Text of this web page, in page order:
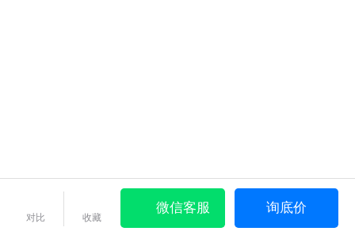
对比 收藏
微信客服 询底价